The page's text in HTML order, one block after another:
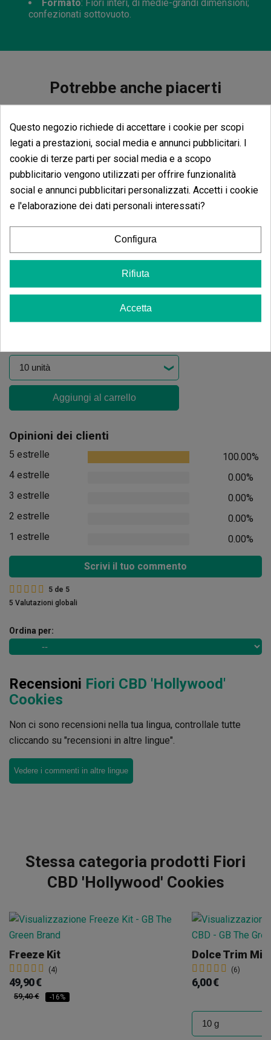
Formato: Fiori interi, di medie-grandi dimensioni;
confezionati sottovuoto.
Potrebbe anche piacerti
Filtri ActiTube SLIM
1,50 €
Aggiungi al carrello
Filtri Di Vetro
(3)
3,60 €
Opinioni dei clienti
5 estrelle
100.00%
4 estrelle
0.00%
3 estrelle
0.00%
2 estrelle
0.00%
1 estrelle
0.00%
Scrivi il tuo commento
5 de 5
5 Valutazioni globali
Ordina per:
Recensioni Fiori CBD 'Hollywood'
Cookies
Non ci sono recensioni nella tua lingua, controllale tutte
cliccando su "recensioni in altre lingue".
Vedere i commenti in altre lingue
Stessa categoria prodotti Fiori
CBD 'Hollywood' Cookies
Freeze Kit
(4)
49,90 €
59,40 € -16%
Dolce Trim Mix
(6)
6,00 €
Questo negozio richiede di accettare i cookie per scopi
legati a prestazioni, social media e annunci pubblicitari. I
cookie di terze parti per social media e a scopo
pubblicitario vengono utilizzati per offrire funzionalità
social e annunci pubblicitari personalizzati. Accetti i cookie
e l'elaborazione dei dati personali interessati?
Configura
Rifiuta
Accetta